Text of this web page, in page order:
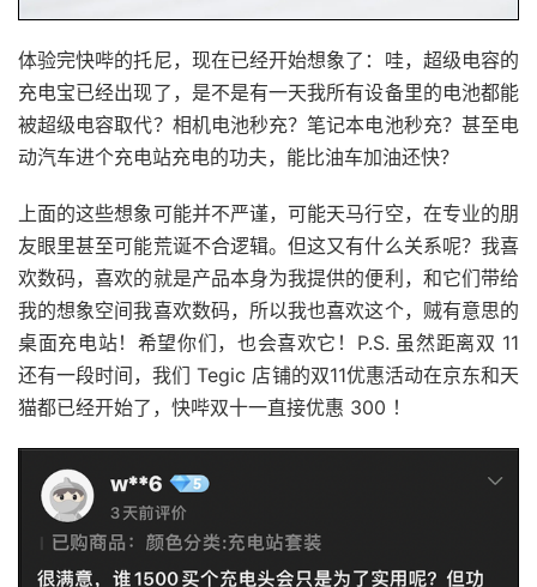
体验完快哔的托尼，现在已经开始想象了：哇，超级电容的
充电宝已经出现了，是不是有一天我所有设备里的电池都能
被超级电容取代？相机电池秒充？笔记本电池秒充？甚至电
动汽车进个充电站充电的功夫，能比油车加油还快？
上面的这些想象可能并不严谨，可能天马行空，在专业的朋
友眼里甚至可能荒诞不合逻辑。但这又有什么关系呢？我喜
欢数码，喜欢的就是产品本身为我提供的便利，和它们带给
我的想象空间我喜欢数码，所以我也喜欢这个，贼有意思的
桌面充电站！希望你们，也会喜欢它！P.S. 虽然距离双 11
还有一段时间，我们 Tegic 店铺的双11优惠活动在京东和天
猫都已经开始了，快哔双十一直接优惠 300 ！